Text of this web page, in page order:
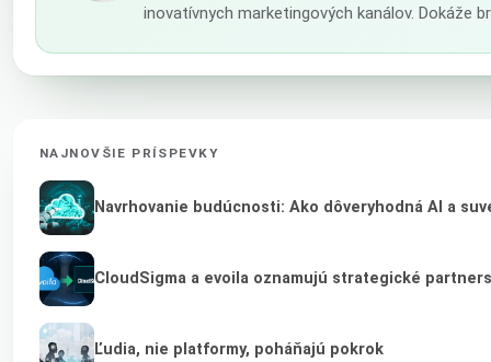
inovatívnych marketingových kanálov. Dokáže
NAJNOVŠIE PRÍSPEVKY
Navrhovanie budúcnosti: Ako dôveryhodná AI a
CloudSigma a evoila oznamujú strategické
Ľudia, nie platformy, poháňajú pokrok